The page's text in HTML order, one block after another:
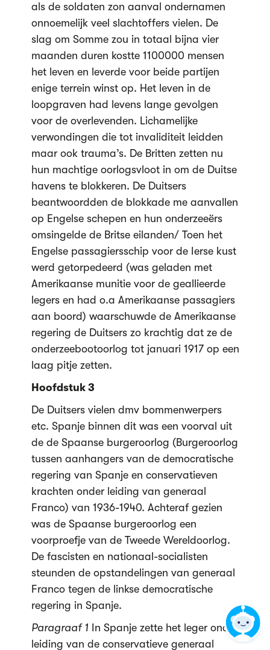
als de soldaten zon aanval ondernamen
onnoemelijk veel slachtoffers vielen. De
slag om Somme zou in totaal bijna vier
maanden duren kostte 1100000 mensen
het leven en leverde voor beide partijen
enige terrein winst op. Het leven in de
loopgraven had levens lange gevolgen
voor de overlevenden. Lichamelijke
verwondingen die tot invaliditeit leidden
maar ook trauma’s. De Britten zetten nu
hun machtige oorlogsvloot in om de Duitse
havens te blokkeren. De Duitsers
beantwoordden de blokkade me aanvallen
op Engelse schepen en hun onderzeeërs
omsingelde de Britse eilanden/ Toen het
Engelse passagiersschip voor de Ierse kust
werd getorpedeerd (was geladen met
Amerikaanse munitie voor de geallieerde
legers en had o.a Amerikaanse passagiers
aan boord) waarschuwde de Amerikaanse
regering de Duitsers zo krachtig dat ze de
onderzeebootoorlog tot januari 1917 op een
laag pitje zetten.
Hoofdstuk 3
De Duitsers vielen dmv bommenwerpers
etc. Spanje binnen dit was een voorval uit
de de Spaanse burgeroorlog (Burgeroorlog
tussen aanhangers van de democratische
regering van Spanje en conservatieven
krachten onder leiding van generaal
Franco) van 1936-1940. Achteraf gezien
was de Spaanse burgeroorlog een
voorproefje van de Tweede Wereldoorlog.
De fascisten en nationaal-socialisten
steunden de opstandelingen van generaal
Franco tegen de linkse democratische
regering in Spanje.
Paragraaf 1 In Spanje zette het leger onder
leiding van de conservatieve generaal